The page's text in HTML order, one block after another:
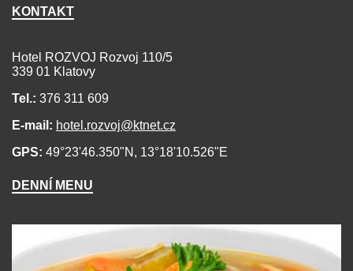
KONTAKT
Hotel ROZVOJ Rozvoj 110/5
339 01 Klatovy
Tel.: 376 311 609
E-mail: hotel.rozvoj@ktnet.cz
GPS: 49°23'46.350"N, 13°18'10.526"E
DENNÍ MENU